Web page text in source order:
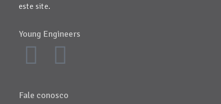
este site.
Young Engineers
Fale conosco